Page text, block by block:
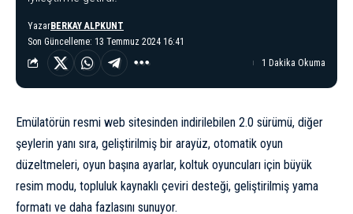
Son Güncelleme: 13 Temmuz 2024 16:41
YazarBERKAY ALPKUNT
1 Dakika Okuma
Emülatörün resmi web sitesinden indirilebilen 2.0 sürümü, diğer
şeylerin yanı sıra, geliştirilmiş bir arayüz, otomatik oyun
düzeltmeleri, oyun başına ayarlar, koltuk oyuncuları için büyük
resim modu, topluluk kaynaklı çeviri desteği, geliştirilmiş yama
formatı ve daha fazlasını sunuyor.